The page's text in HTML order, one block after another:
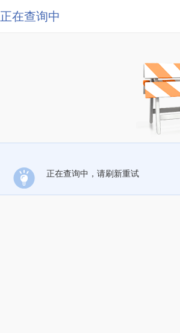
正在查询中
正在查询中，请刷新重试